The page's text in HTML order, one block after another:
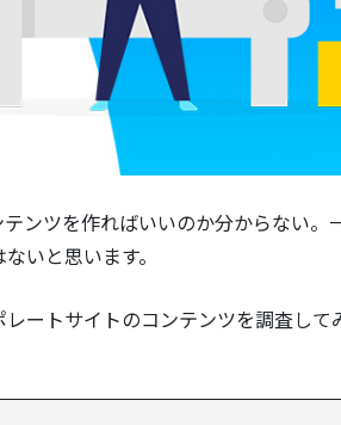
ンツを作ればいいのか分からない。
いと思います。
ートサイトのコンテンツを調査して